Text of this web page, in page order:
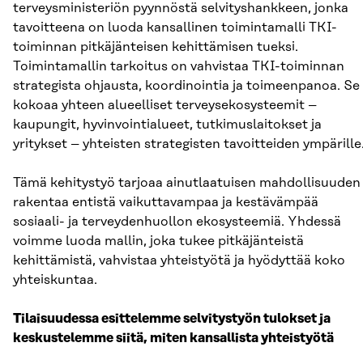
terveysministeriön pyynnöstä selvityshankkeen, jonka
tavoitteena on luoda kansallinen toimintamalli TKI-
toiminnan pitkäjänteisen kehittämisen tueksi.
Toimintamallin tarkoitus on vahvistaa TKI-toiminnan
strategista ohjausta, koordinointia ja toimeenpanoa. Se
kokoaa yhteen alueelliset terveysekosysteemit –
kaupungit, hyvinvointialueet, tutkimuslaitokset ja
yritykset – yhteisten strategisten tavoitteiden
Tämä kehitystyö tarjoaa ainutlaatuisen mahdollisuuden
rakentaa entistä vaikuttavampaa ja kestävämpää
sosiaali- ja terveydenhuollon ekosysteemiä. Yhdessä
voimme luoda mallin, joka tukee pitkäjänteistä
kehittämistä, vahvistaa yhteistyötä ja hyödyttää koko
yhteiskuntaa.
Tilaisuudessa esittelemme selvitystyön tulokset ja
keskustelemme siitä, miten kansallista yhteistyötä